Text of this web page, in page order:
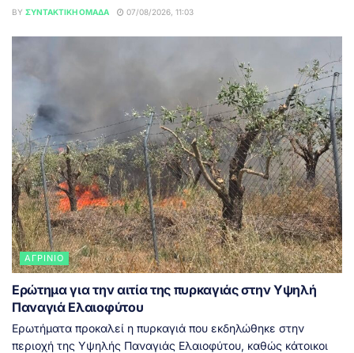
BY ΣΥΝΤΑΚΤΙΚΉ ΟΜΆΔΑ 07/08/2026, 11:03
ΑΓΡΊΝΙΟ
Ερώτημα για την αιτία της πυρκαγιάς στην Υψηλή
Παναγιά Ελαιοφύτου
Ερωτήματα προκαλεί η πυρκαγιά που εκδηλώθηκε στην
περιοχή της Υψηλής Παναγιάς Ελαιοφύτου, καθώς κάτοικοι